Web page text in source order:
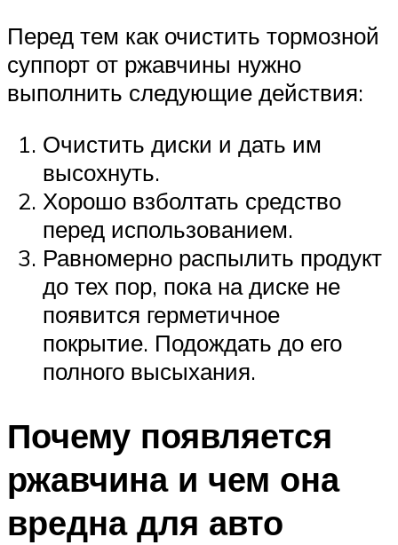
Перед тем как очистить тормозной
суппорт от ржавчины нужно
выполнить следующие действия:
Очистить диски и дать им
высохнуть.
Хорошо взболтать средство
перед использованием.
Равномерно распылить продукт
до тех пор, пока на диске не
появится герметичное
покрытие. Подождать до его
полного высыхания.
Почему появляется
ржавчина и чем она
вредна для авто